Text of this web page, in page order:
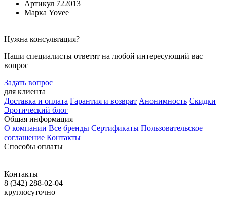
Артикул 722013
Марка Yovee
Нужна консультация?
Наши специалисты ответят на любой интересующий вас
вопрос
Задать вопрос
для клиента
Доставка и оплата Гарантия и возврат Анонимность Скидки
Эротический блог
Общая информация
О компании Все бренды Сертификаты Пользовательское
соглашение Контакты
Способы оплаты
Контакты
8 (342) 288-02-04
круглосуточно